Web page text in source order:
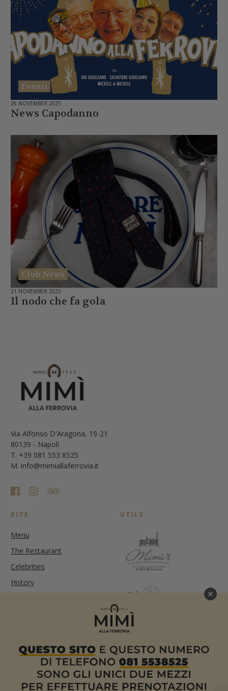
Eventi
26 NOVEMBER 2025
News Capodanno
Club News
21 NOVEMBER 2025
Il nodo che fa gola
Via Alfonso D'Aragona, 19-21
80139 - Napoli
T. +39 081 553 8525
M. info@mimiallaferrovia.it
SITE
Menu
The Restaurant
Celebrities
History
UTILS
NEWSLETTER
Subscribe to our newsletter to be updated on our offers and
news.